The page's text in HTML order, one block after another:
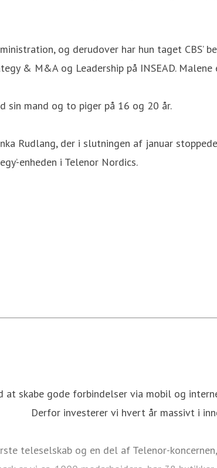
og derudover har hun taget
& M&A og Leadership på INSEAD.
sin mand og to piger på 16 og 20 år.
Rudlang, der i slutningen af januar
enheden i Telenor Nordics.
at skabe gode forbindelser via mobil og
Derfor investerer vi hvert år massivt i
teleselskab og en del af Telenor-